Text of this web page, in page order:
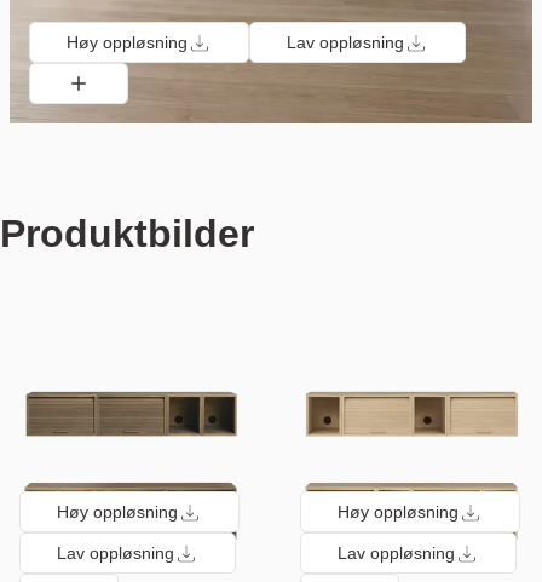
Høy oppløsning Lav oppløsning
Produktbilder
Høy oppløsning
Lav oppløsning
Høy oppløsning
Lav oppløsning